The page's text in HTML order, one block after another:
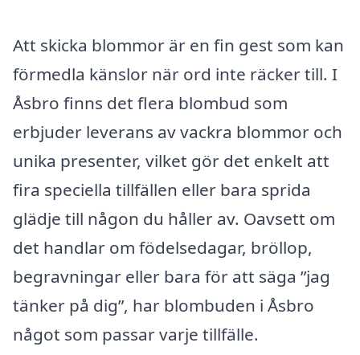
Att skicka blommor är en fin gest som kan
förmedla känslor när ord inte räcker till. I
Åsbro finns det flera blombud som
erbjuder leverans av vackra blommor och
unika presenter, vilket gör det enkelt att
fira speciella tillfällen eller bara sprida
glädje till någon du håller av. Oavsett om
det handlar om födelsedagar, bröllop,
begravningar eller bara för att säga ”jag
tänker på dig”, har blombuden i Åsbro
något som passar varje tillfälle.